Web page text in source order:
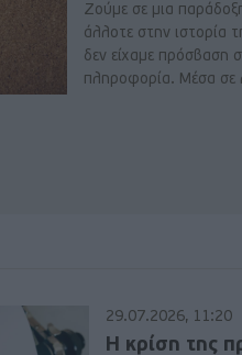
Ζούμε σε μια
άλλοτε στην ιστορία
δεν είχαμε πρόσβαση
πληροφορία. Μέσα σε
29.07.2026, 11:20
Η κρίση της